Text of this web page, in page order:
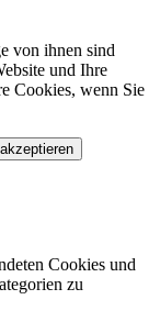
von ihnen sind
und Ihre
Cookies, wenn Sie
Cookies und
zu